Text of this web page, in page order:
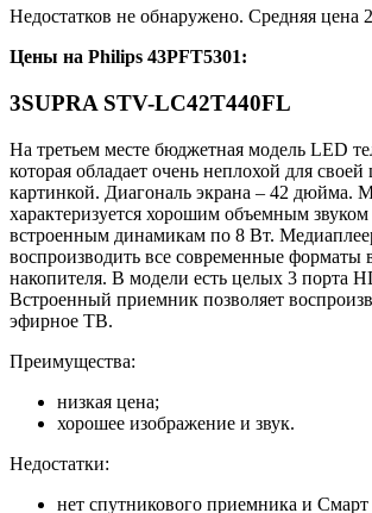
Недостатков не обнаружено. Средняя цена
Цены на Philips 43PFT5301:
3SUPRA STV-LC42T440FL
На третьем месте бюджетная модель LED
которая обладает очень неплохой для
картинкой. Диагональ экрана – 42 дюйма.
характеризуется хорошим объемным звуком
встроенным динамикам по 8 Вт.
воспроизводить все современные форматы
накопителя. В модели есть целых 3 порта
Встроенный приемник позволяет
эфирное ТВ.
Преимущества:
низкая цена;
хорошее изображение и звук.
Недостатки:
нет спутникового приемника и